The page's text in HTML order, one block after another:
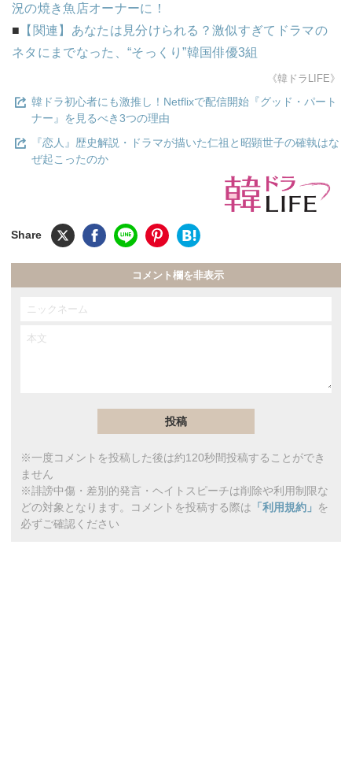
況の焼き魚店オーナーに！
■ 【関連】あなたは見分けられる？激似すぎてドラマの
ネタにまでなった、“そっくり”韓国俳優3組
《韓ドラLIFE》
韓ドラ初心者にも激推し！Netflixで配信開始『グッド・パート
ナー』を見るべき3つの理由
『恋人』歴史解説・ドラマが描いた仁祖と昭顕世子の確執はな
ぜ起こったのか
コメント欄を非表示
※一度コメントを投稿した後は約120秒間投稿することができ
ません
※誹謗中傷・差別的発言・ヘイトスピーチは削除や利用制限な
どの対象となります。コメントを投稿する際は 「利用規約」 を
必ずご確認ください